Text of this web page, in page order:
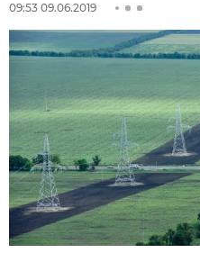
09:53 09.06.2019